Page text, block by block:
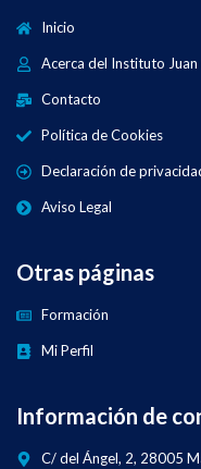
Inicio
Acerca del Instituto Juan
Contacto
Política de Cookies
Declaración de
Aviso Legal
Otras páginas
Formación
Mi Perfil
Información de
C/ del Ángel, 2, 28005